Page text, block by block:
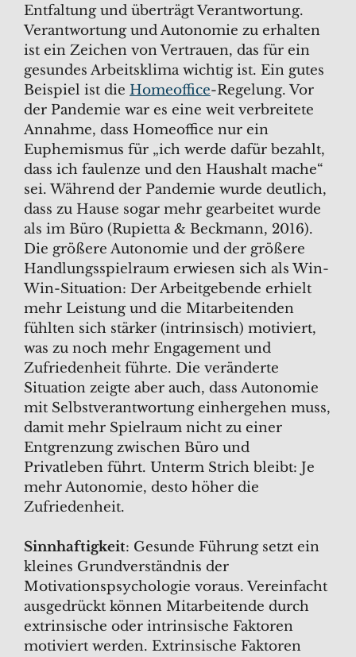
Entfaltung und überträgt Verantwortung.
Verantwortung und Autonomie zu erhalten
ist ein Zeichen von Vertrauen, das für ein
gesundes Arbeitsklima wichtig ist. Ein gutes
Beispiel ist die Homeoffice-Regelung. Vor
der Pandemie war es eine weit verbreitete
Annahme, dass Homeoffice nur ein
Euphemismus für „ich werde dafür bezahlt,
dass ich faulenze und den Haushalt mache“
sei. Während der Pandemie wurde deutlich,
dass zu Hause sogar mehr gearbeitet wurde
als im Büro (Rupietta & Beckmann, 2016).
Die größere Autonomie und der größere
Handlungsspielraum erwiesen sich als Win-
Win-Situation: Der Arbeitgebende erhielt
mehr Leistung und die Mitarbeitenden
fühlten sich stärker (intrinsisch) motiviert,
was zu noch mehr Engagement und
Zufriedenheit führte. Die veränderte
Situation zeigte aber auch, dass Autonomie
mit Selbstverantwortung einhergehen muss,
damit mehr Spielraum nicht zu einer
Entgrenzung zwischen Büro und
Privatleben führt. Unterm Strich bleibt: Je
mehr Autonomie, desto höher die
Zufriedenheit.
Sinnhaftigkeit: Gesunde Führung setzt ein
kleines Grundverständnis der
Motivationspsychologie voraus. Vereinfacht
ausgedrückt können Mitarbeitende durch
extrinsische oder intrinsische Faktoren
motiviert werden. Extrinsische Faktoren